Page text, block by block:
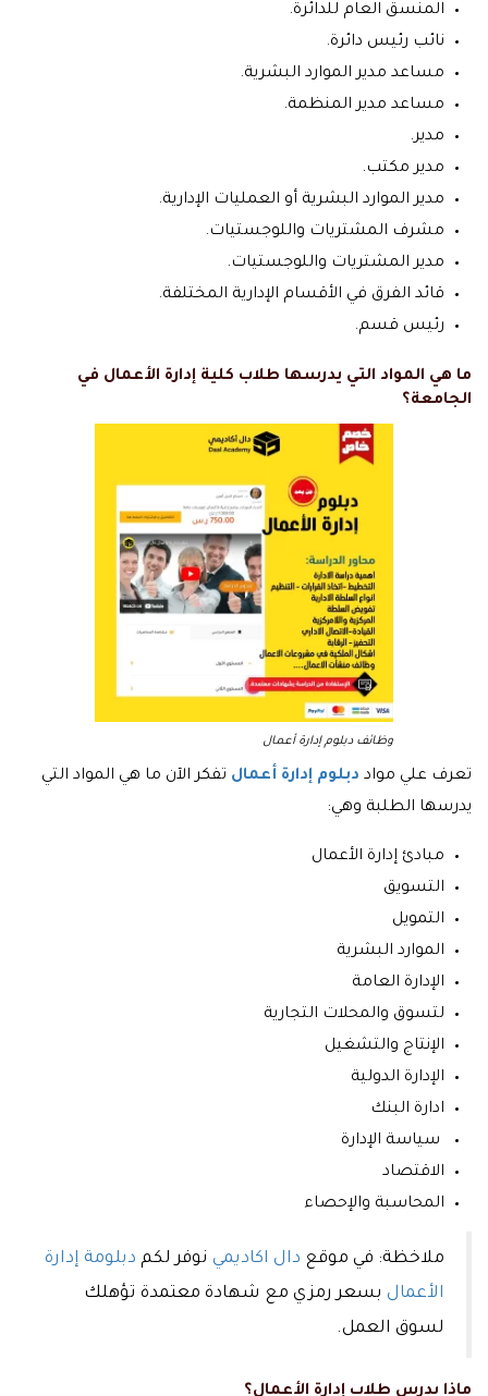
المنسق العام للدائرة.
نائب رئيس دائرة.
مساعد مدير الموارد البشرية.
مساعد مدير المنظمة.
مدير.
مدير مكتب.
مدير الموارد البشرية أو العمليات الإدارية.
مشرف المشتريات واللوجستيات.
مدير المشتريات واللوجستيات.
قائد الفرق في الأقسام الإدارية المختلفة.
رئيس قسم.
ما هي المواد التي يدرسها طلاب كلية إدارة الأعمال في
الجامعة؟
وظائف دبلوم إدارة أعمال
تعرف علي مواد دبلوم إدارة أعمال تفكر الآن ما هي المواد التي
يدرسها الطلبة وهي:
مبادئ إدارة الأعمال
التسويق
التمويل
الموارد البشرية
الإدارة العامة
لتسوق والمحلات التجارية
الإنتاج والتشغيل
الإدارة الدولية
ادارة البنك
سياسة الإدارة
الاقتصاد
المحاسبة والإحصاء
ملاخظة: في موقع دال اكاديمي نوفر لكم دبلومة إدارة
الأعمال بسعر رمزي مع شهادة معتمدة تؤهلك
لسوق العمل.
ماذا يدرس طلاب إدارة الأعمال؟